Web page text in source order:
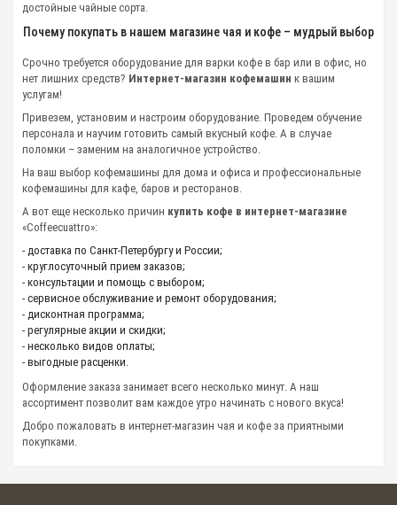
достойные чайные сорта.
Почему покупать в нашем магазине чая и кофе – мудрый выбор
Срочно требуется оборудование для варки кофе в бар или в офис, но
нет лишних средств? Интернет-магазин кофемашин к вашим
услугам!
Привезем, установим и настроим оборудование. Проведем обучение
персонала и научим готовить самый вкусный кофе. А в случае
поломки – заменим на аналогичное устройство.
На ваш выбор кофемашины для дома и офиса и профессиональные
кофемашины для кафе, баров и ресторанов.
А вот еще несколько причин купить кофе в интернет-магазине
«Coffeecuattro»:
- доставка по Санкт-Петербургу и России;
- круглосуточный прием заказов;
- консультации и помощь с выбором;
- сервисное обслуживание и ремонт оборудования;
- дисконтная программа;
- регулярные акции и скидки;
- несколько видов оплаты;
- выгодные расценки.
Оформление заказа занимает всего несколько минут. А наш
ассортимент позволит вам каждое утро начинать с нового вкуса!
Добро пожаловать в интернет-магазин чая и кофе за приятными
покупками.